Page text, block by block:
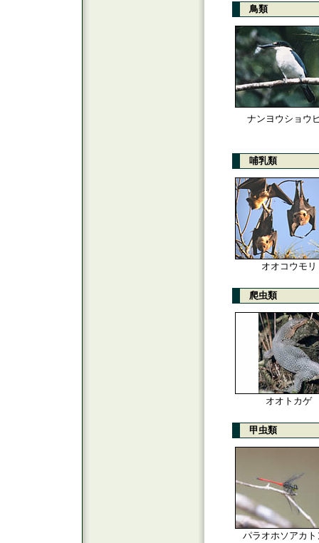
鳥類
ナンヨウショウ
哺乳類
オオコウモリ
爬虫類
オオトカゲ
甲虫類
パラオホソアカト